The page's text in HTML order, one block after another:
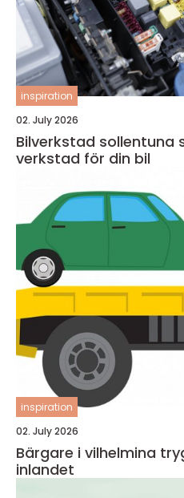
inspiration
02. July 2026
Bilverkstad sollentuna så väljer du rätt
verkstad för din bil
inspiration
02. July 2026
Bärgare i vilhelmina trygg hjälp på vägarna i
inlandet